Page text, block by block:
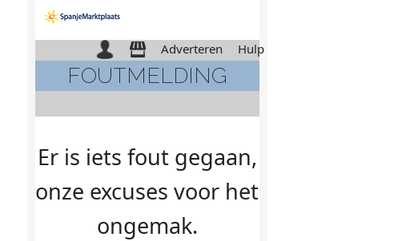
Adverteren Hulp
FOUTMELDING
Er is iets fout gegaan,
onze excuses voor het
ongemak.